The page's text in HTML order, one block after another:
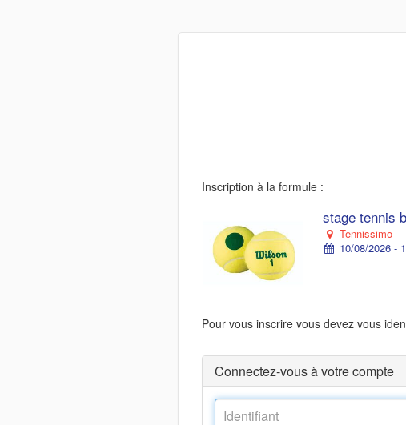
Inscription à la formule :
stage tennis
Tennissimo
10/08/2026 -
Pour vous inscrire vous devez vous
Connectez-vous à votre compte